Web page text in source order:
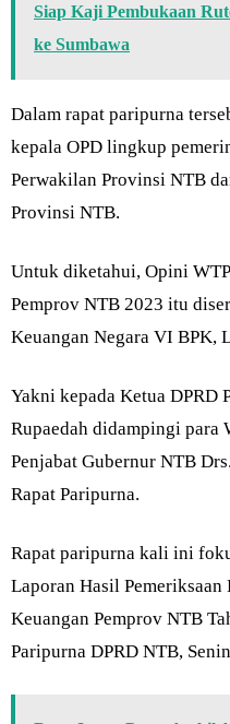
Siap Kaji Pembukaan
ke Sumbawa
Dalam rapat paripurna
kepala OPD lingkup
Perwakilan Provinsi NTB
Provinsi NTB.
Untuk diketahui, Opini
Pemprov NTB 2023 itu
Keuangan Negara VI BPK,
Yakni kepada Ketua
Rupaedah didampingi para
Penjabat Gubernur NTB
Rapat Paripurna.
Rapat paripurna kali ini
Laporan Hasil
Keuangan Pemprov NTB
Paripurna DPRD NTB,